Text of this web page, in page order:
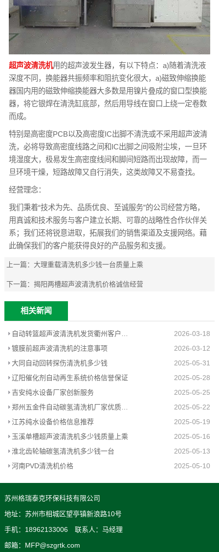
超声波清洗机用的超声波发生器，有以下特点：a)随着清洗液
深度不同，换能器共振频率和阻抗变化很大，a)磁致伸缩换能
器国内用的磁致伸缩换能器大多数是用镍片叠成的窗口型换能
器，将它银焊在清洗缸底部，然后用导线在窗口上绕一定卷数
而成。
特别是高密度PCB以及高密度IC出脚不清洗或不采用超声波清
洗，必将导致高密度线路之间和IC出脚之间吸附尘埃，一旦环
境湿度大，极易发生高密度线间和脚间短路而出现故障，而一
旦环境干燥，短路故障又自行消失，这类故障又不易查找。
经营理念：
我们秉着“技术为先、品质优良、至诚服务”的公司经营方略，
用真诚和技术服务与客户建立长期、可靠的战略性合作伙伴关
系；我们还将锐意进取，拓展我们的销售渠道及支援网络。藉
此确保我们的客户能获得良好的产品服务和支援。
上一篇： 大理重载清洗机多少钱一台质量上乘
下一篇：揭阳两槽超声波清洗机价格诚信经营
相关新闻
2026-03-18
镀膜前超声波清洗机的注意事项
2026-03-12
大同自动回转探伤清洗机多少钱
2025-05-31
辽阳催化剂自动再生系统价格信誉保证
2025-05-28
吉安纯水设备厂家创新服务
2025-05-25
郑州五金件自动碳氢清洗机厂家优质推荐
2025-05-22
江苏纯水设备价格信息推荐
2025-05-19
玉溪单槽超声波清洗机多少钱质量上乘
2025-05-16
淮北齿轮轴碳氢清洗机多少钱一台
2025-05-13
河南PVD清洗机价格
2025-05-10
苏州格瑞泰克环保科技有限公司
地址：苏州市相城区望亭镇新浪路10号
手机：18962133006 联系人：马经理
邮箱：MFP@szgrtk.com